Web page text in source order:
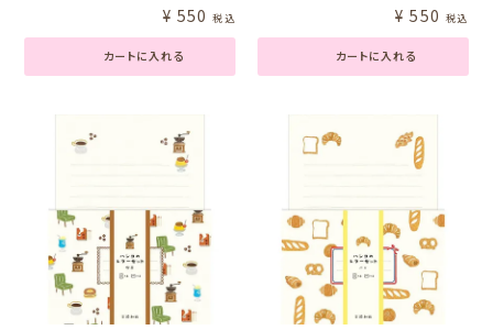
カートに入れる
¥ 550 税込
カートに入れる
¥ 550 税込